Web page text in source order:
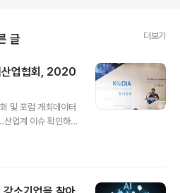
글 더보기
업협회, 2020
및 포럼 개최데이터
업계 이슈 확인하며
총회 및 포럼은 협